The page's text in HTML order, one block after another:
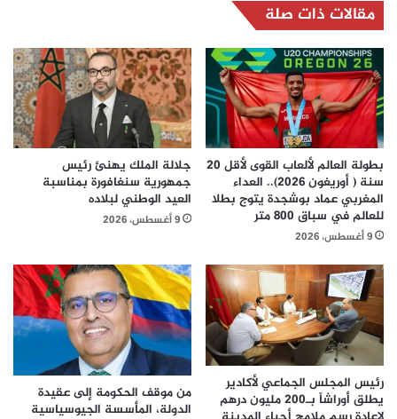
مقالات ذات صلة
بطولة العالم لألعاب القوى لأقل 20
سنة ( أوريغون 2026).. العداء
المغربي عماد بوشجدة يتوج بطلا
للعالم في سباق 800 متر
9 أغسطس، 2026
جلالة الملك يهنئ رئيس
جمهورية سنغافورة بمناسبة
العيد الوطني لبلاده
9 أغسطس، 2026
رئيس المجلس الجماعي لأكادير
يطلق أوراشاً بـ200 مليون درهم
من موقف الحكومة إلى عقيدة
الدولة، المأسسة الجيوسياسية